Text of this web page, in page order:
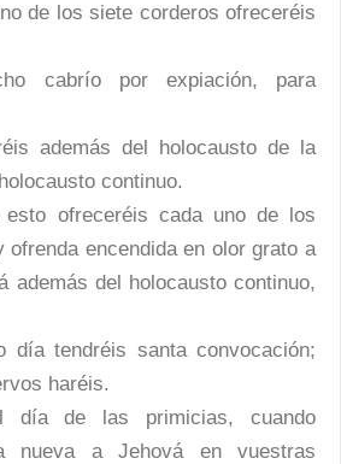
de los siete corderos ofreceréis
cabrío por expiación, para
además del holocausto de la
continuo.
esto ofreceréis cada uno de los
encendida en olor grato a
además del holocausto continuo,
día tendréis santa convocación;
haréis.
día de las primicias, cuando
nueva a Jehová en vuestras